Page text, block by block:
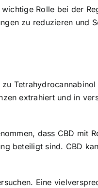
Rolle bei der
zu reduzieren und
extrahiert und in
dass CBD mit
beteiligt sind. CBD
Eine